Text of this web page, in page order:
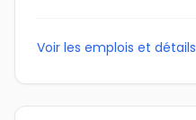
Voir les emplois et détails